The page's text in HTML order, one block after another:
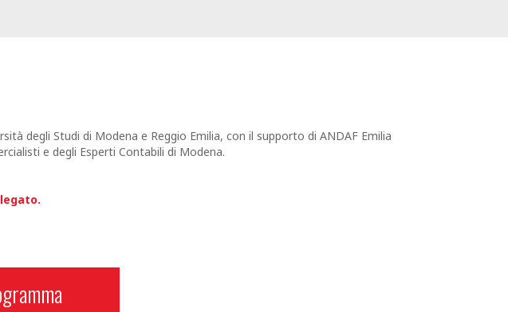
degli Studi di Modena e Reggio Emilia, con il supporto di ANDAF Emilia
e degli Esperti Contabili di Modena.